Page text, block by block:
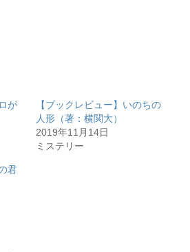
が
【ブックレビュー】いのちの
人形（著：横関大）
2019年11月14日
ミステリー
君